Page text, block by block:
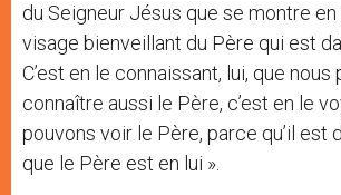
du Seigneur Jésus que se montre
visage bienveillant du Père qui est
C’est en le connaissant, lui, que nous
connaître aussi le Père, c’est en le
pouvons voir le Père, parce qu’il est
que le Père est en lui ».